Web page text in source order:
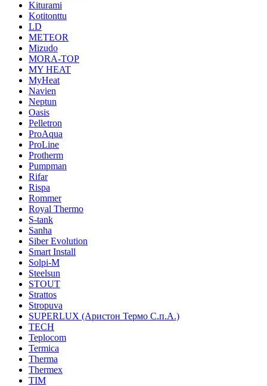
Kiturami
Kotitonttu
LD
METEOR
Mizudo
MORA-TOP
MY HEAT
MyHeat
Navien
Neptun
Oasis
Pelletron
ProAqua
ProLine
Protherm
Pumpman
Rifar
Rispa
Rommer
Royal Thermo
S-tank
Sanha
Siber Evolution
Smart Install
Solpi-M
Steelsun
STOUT
Strattos
Stropuva
SUPERLUX (Аристон Термо С.п.А.)
TECH
Teplocom
Termica
Therma
Thermex
TIM